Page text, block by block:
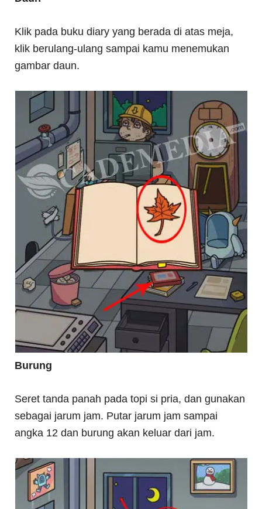
Klik pada buku diary yang berada di atas meja,
klik berulang-ulang sampai kamu menemukan
gambar daun.
Burung
Seret tanda panah pada topi si pria, dan gunakan
sebagai jarum jam. Putar jarum jam sampai
angka 12 dan burung akan keluar dari jam.